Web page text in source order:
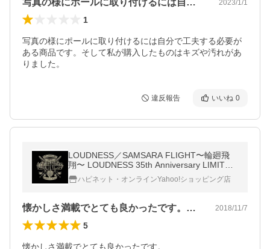
写真の様にポールに取り付けるには自分で… 2023/1/1
1
写真の様にポールに取り付けるには自分で工夫する必要が
ある商品です。そして私が購入したものはキズや汚れがあ
りました。
違反報告 いいね 0
LOUDNESS／SAMSARA FLIGHT〜輪廻飛
翔〜 LOUDNESS 35th Anniversary LIMITED
EDITION《完全期間限定生産盤》 (期間限定)
【CD+DVD】
ハピネット・オンラインYahoo!ショッピング店
懐かしさ満載でとても良かったです。ちょ… 2018/11/7
5
懐かしさ満載でとても良かったです。